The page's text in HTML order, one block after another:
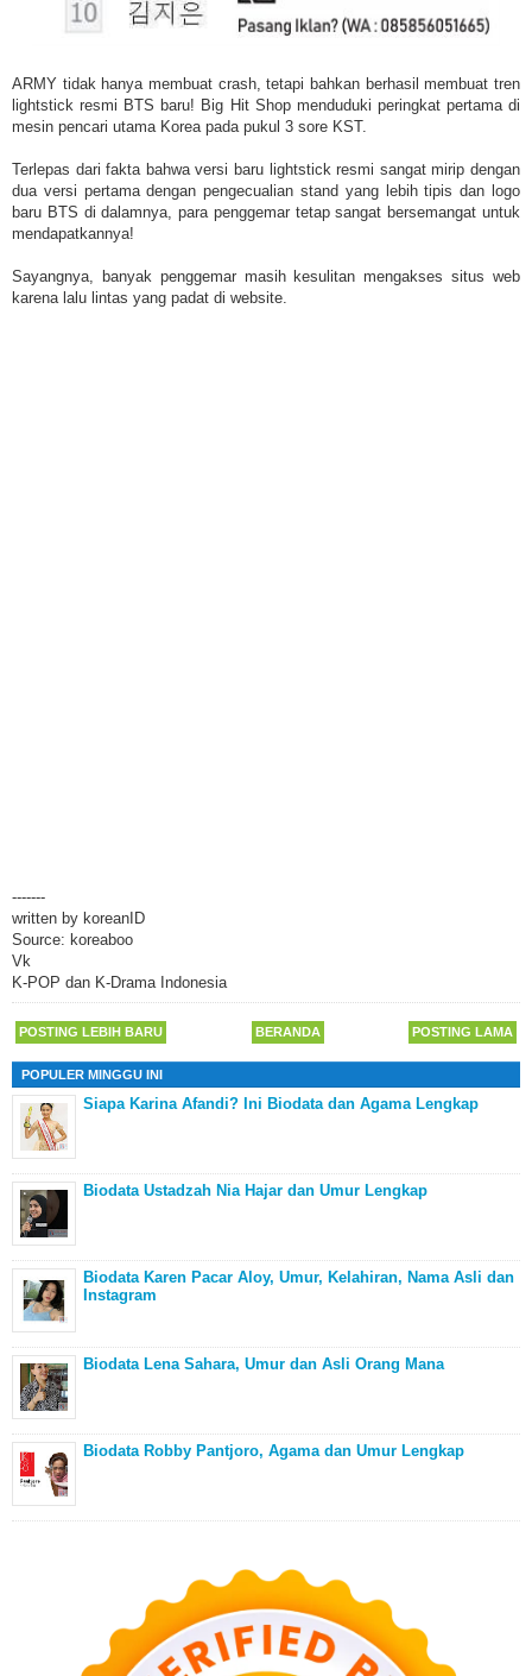
ARMY tidak hanya membuat crash, tetapi bahkan berhasil membuat tren
lightstick resmi BTS baru! Big Hit Shop menduduki peringkat pertama di
mesin pencari utama Korea pada pukul 3 sore KST.
Terlepas dari fakta bahwa versi baru lightstick resmi sangat mirip dengan
dua versi pertama dengan pengecualian stand yang lebih tipis dan logo
baru BTS di dalamnya, para penggemar tetap sangat bersemangat untuk
mendapatkannya!
Sayangnya, banyak penggemar masih kesulitan mengakses situs web
karena lalu lintas yang padat di website.
-------
written by koreanID
Source: koreaboo
Vk
K-POP dan K-Drama Indonesia
POSTING LEBIH BARU POSTING LAMA
BERANDA
POPULER MINGGU INI
Siapa Karina Afandi? Ini Biodata dan Agama Lengkap
Biodata Ustadzah Nia Hajar dan Umur Lengkap
Biodata Karen Pacar Aloy, Umur, Kelahiran, Nama Asli dan
Instagram
Biodata Lena Sahara, Umur dan Asli Orang Mana
Biodata Robby Pantjoro, Agama dan Umur Lengkap